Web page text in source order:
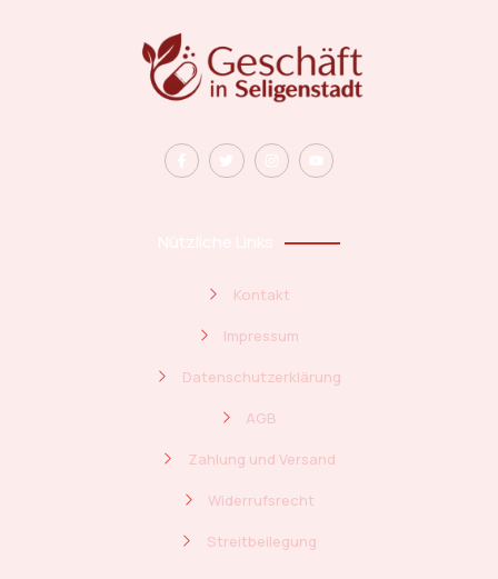
Kontakt
Impressum
Datenschutzerklärung
AGB
Zahlung und Versand
Widerrufsrecht
Streitbeilegung